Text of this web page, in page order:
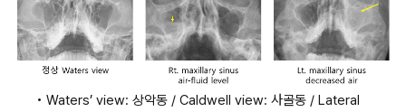
• Waters’ view: 상악동 / Caldwell view: 사골동 / Lateral